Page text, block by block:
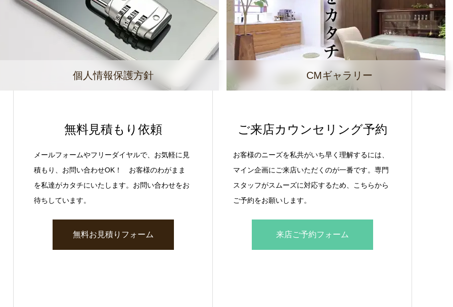
個人情報保護方針 CMギャラリー
無料見積もり依頼
メールフォームやフリーダイヤルで、お気軽に見
積もり、お問い合わせOK！ お客様のわがまま
を私達がカタチにいたします。お問い合わせをお
待ちしています。
無料お見積りフォーム
ご来店カウンセリング予約
お客様のニーズを私共がいち早く理解するには、
マイン企画にご来店いただくのが一番です。専門
スタッフがスムーズに対応するため、こちらから
ご予約をお願いします。
来店ご予約フォーム